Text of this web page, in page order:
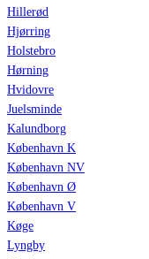
Hillerød
Hjørring
Holstebro
Hørning
Hvidovre
Juelsminde
Kalundborg
København K
København NV
København Ø
København V
Køge
Lyngby